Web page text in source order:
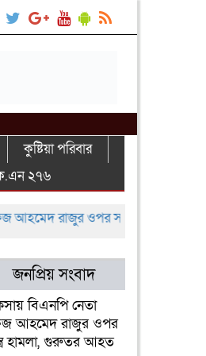
কুষ্টিয়া পরিবার
২৭৬
রাজুর ওপর সশস্ত্র হামলা, গুরুতর
জনপ্রিয় সংবাদ
বিএনপি নেতা
আহমেদ রাজুর ওপর
হামলা, গুরুতর আহত